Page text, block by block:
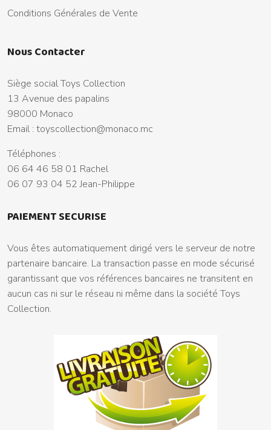
Conditions Générales de Vente
Nous Contacter
Siège social Toys Collection
13 Avenue des papalins
98000 Monaco
Email : toyscollection@monaco.mc
Téléphones :
06 64 46 58 01 Rachel
06 07 93 04 52 Jean-Philippe
PAIEMENT SECURISE
Vous êtes automatiquement dirigé vers le serveur de notre
partenaire bancaire. La transaction passe en mode sécurisé
garantissant que vos références bancaires ne transitent en
aucun cas ni sur le réseau ni même dans la société Toys
Collection.